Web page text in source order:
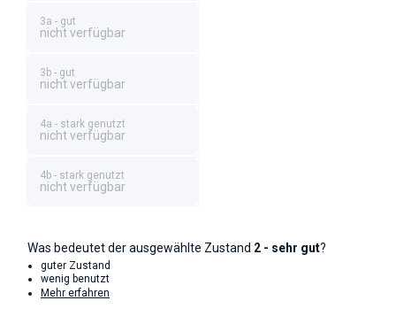
3a - gut
nicht verfügbar
3b - gut
nicht verfügbar
4a - stark genutzt
nicht verfügbar
4b - stark genutzt
nicht verfügbar
Was bedeutet der ausgewählte Zustand 2 - sehr gut?
guter Zustand
wenig benutzt
Mehr erfahren